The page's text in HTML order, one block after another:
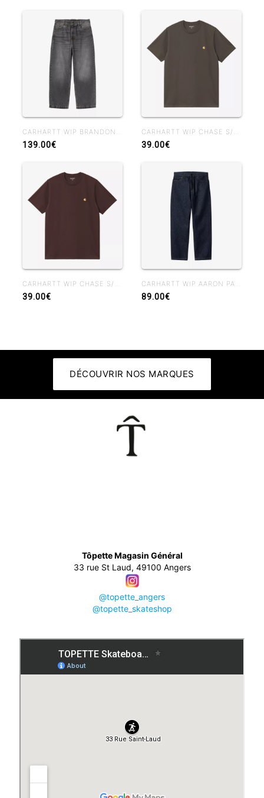
CARHARTT WIP BRANDON PANT BLACK MARBLE USED WASH
139.00€
CARHARTT WIP CHASE S/S T-SHIRT SHUNGITE
39.00€
CARHARTT WIP CHASE S/S T-SHIRT PALISANDER
39.00€
CARHARTT WIP AARON PANT BLUE RINSED
89.00€
DÉCOUVRIR NOS MARQUES
Tôpette Magasin Général
33 rue St Laud, 49100 Angers
@topette_angers
@topette_skateshop